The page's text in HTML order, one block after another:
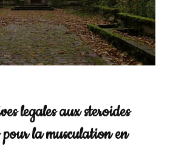
legales aux steroides
la musculation en